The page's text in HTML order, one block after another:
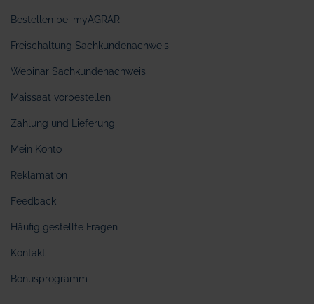
Bestellen bei myAGRAR
Freischaltung Sachkundenachweis
Webinar Sachkundenachweis
Maissaat vorbestellen
Zahlung und Lieferung
Mein Konto
Reklamation
Feedback
Häufig gestellte Fragen
Kontakt
Bonusprogramm